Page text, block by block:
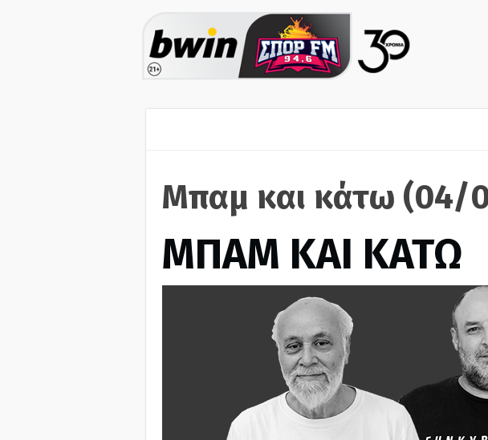
Μπαμ και κάτω (04/
ΜΠΑΜ ΚΑΙ ΚΑΤΩ